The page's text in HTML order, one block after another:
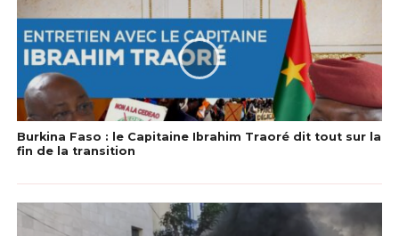
Burkina Faso : le Capitaine Ibrahim Traoré dit tout sur la
fin de la transition